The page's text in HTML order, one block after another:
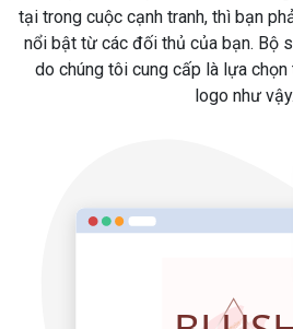
tại trong cuộc cạnh tranh, thì bạn
nổi bật từ các đối thủ của bạn. Bộ
do chúng tôi cung cấp là lựa
logo như vậy.